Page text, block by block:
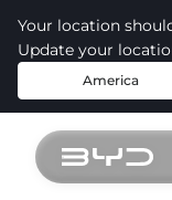
Your location
Update your
America